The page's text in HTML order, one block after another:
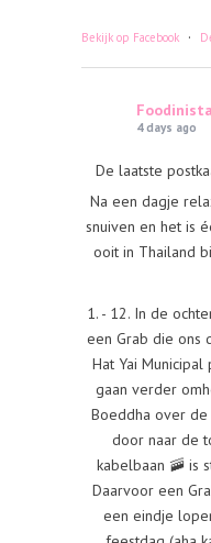
Bekijk op Facebook ·
Foodinista
4 days ago
De laatste
Na een dagje
snuiven en het is
ooit in Thailand
1. - 12. In de
een Grab die ons
Hat Yai
gaan verder
Boeddha over de
door naar de
kabelbaan 🚠 is
Daarvoor een
een eindje